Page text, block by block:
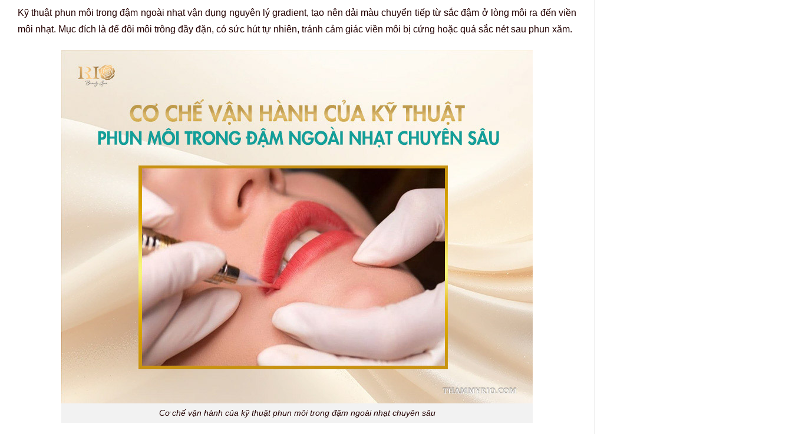
Kỹ thuật phun môi trong đậm ngoài nhạt vận dụng nguyên lý gradient, tạo nên dải màu chuyển tiếp từ sắc đậm ở lòng môi ra đến viền
môi nhạt. Mục đích là để đôi môi trông đầy đặn, có sức hút tự nhiên, tránh cảm giác viền môi bị cứng hoặc quá sắc nét sau phun xăm.
Cơ chế vận hành của kỹ thuật phun môi trong đậm ngoài nhạt chuyên sâu